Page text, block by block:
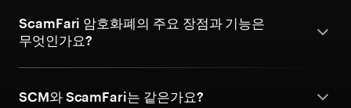
ScamFari 암호화폐의 주요 장점과 기능은
무엇인가요?
SCM와 ScamFari는 같은가요?